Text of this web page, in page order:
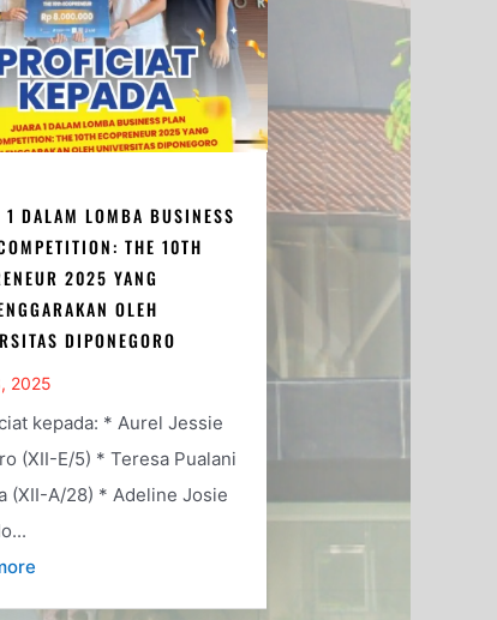
1 DALAM LOMBA BUSINESS
THE 10TH
2025 YANG
OLEH
DIPONEGORO
2025
kepada: * Aurel Jessie
(XII-E/5) * Teresa Pualani
(XII-A/28) * Adeline Josie